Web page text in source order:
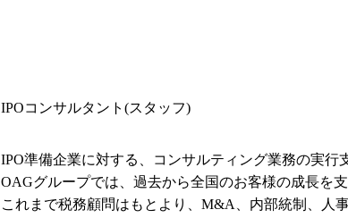
IPOコンサルタント(スタッフ)
IPO準備企業に対する、コンサルティング業務の実行
OAGグループでは、過去から全国のお客様の成長を
これまで税務顧問はもとより、M&A、内部統制、人